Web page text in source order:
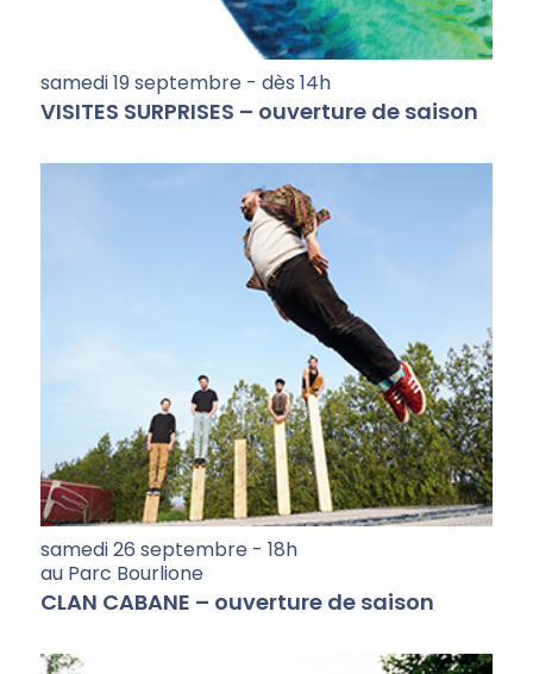
samedi 19 septembre - dès 14h
VISITES SURPRISES – ouverture de saison
samedi 26 septembre - 18h
au Parc Bourlione
CLAN CABANE – ouverture de saison